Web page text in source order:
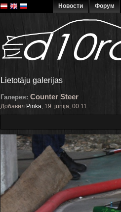
Новости Форум
Lietotāju galerijas
Галерея: Counter Steer
Добавил Pinka, 19. jūnijā, 00:11